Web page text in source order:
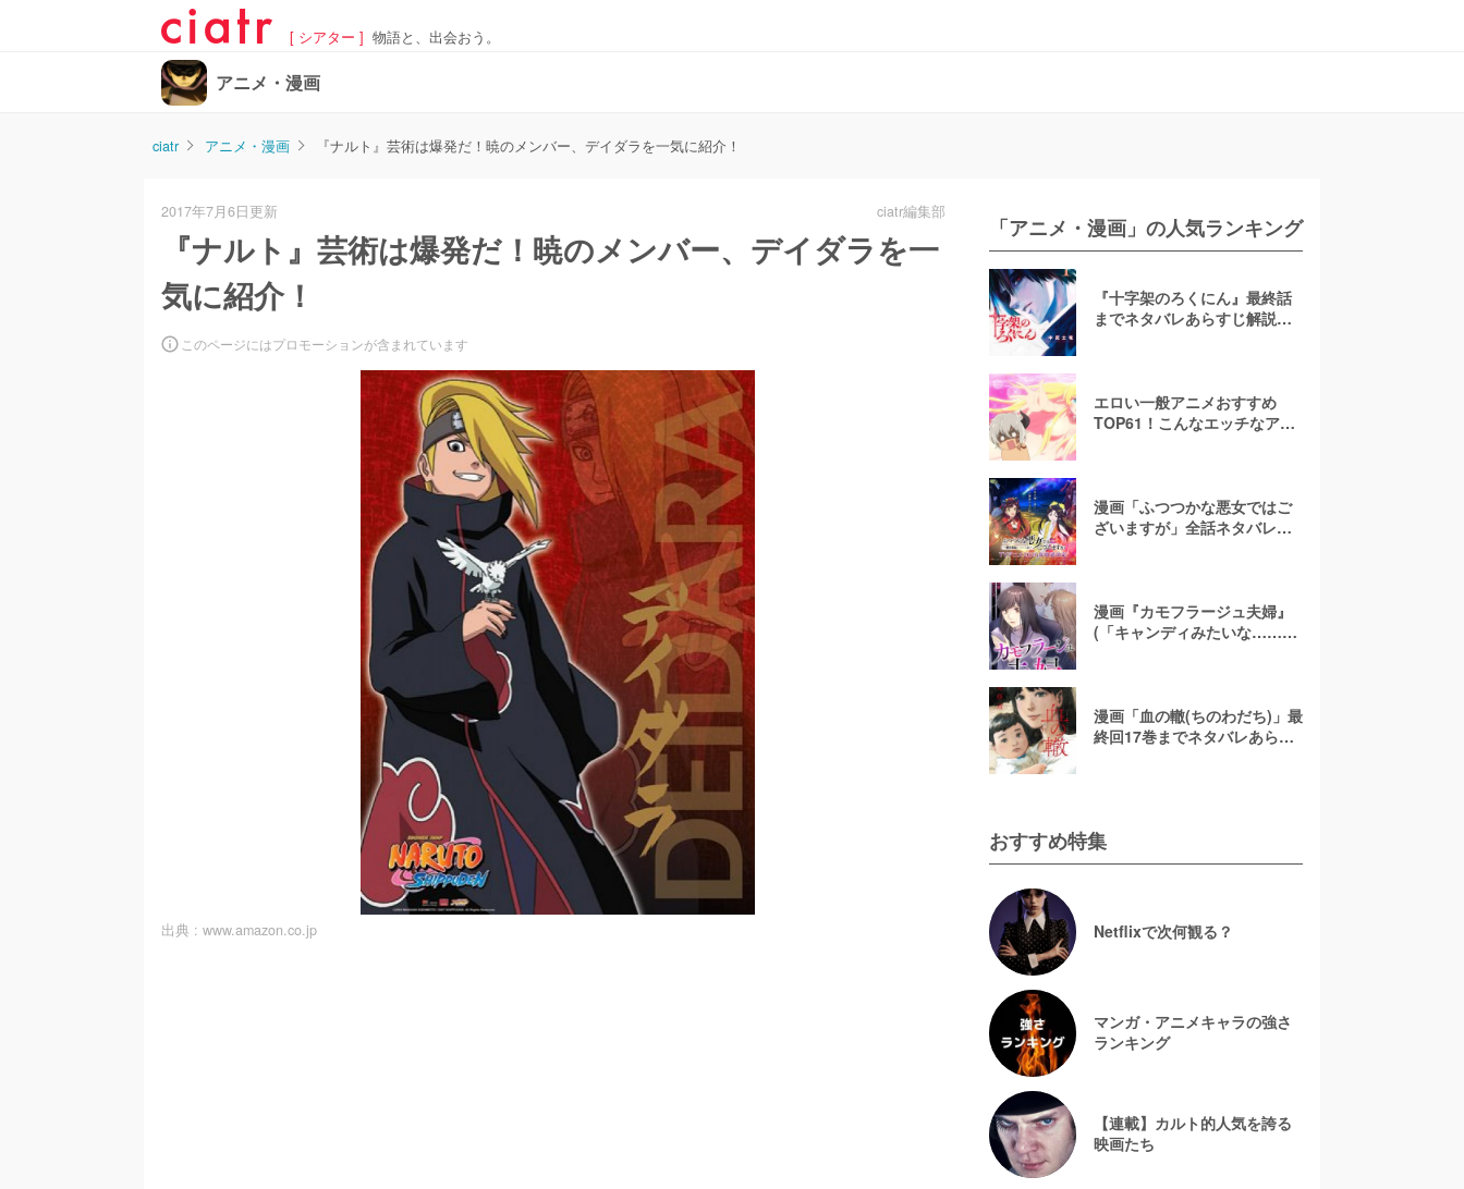
[ シアター ] 物語と、出会おう。
アニメ・漫画
ciatr アニメ・漫画 『ナルト』芸術は爆発だ！暁のメンバー、デイダラを一気に紹介！
2017年7月6日更新 ciatr編集部
『ナルト』芸術は爆発だ！暁のメンバー、デイダラを一
気に紹介！
このページにはプロモーションが含まれています
出典 : www.amazon.co.jp
「アニメ・漫画」の人気ランキング
『十字架のろくにん』最終話
までネタバレあらすじ解説！
エロい一般アニメおすすめ
TOP61！こんなエッチなアニ
漫画「ふつつかな悪女ではご
ざいますが」全話ネタバレあ
漫画『カモフラージュ夫婦』
(「キャンディみたいな……」)
漫画「血の轍(ちのわだち)」最
終回17巻までネタバレあらす
おすすめ特集
Netflixで次何観る？
マンガ・アニメキャラの強さ
ランキング
【連載】カルト的人気を誇る
映画たち